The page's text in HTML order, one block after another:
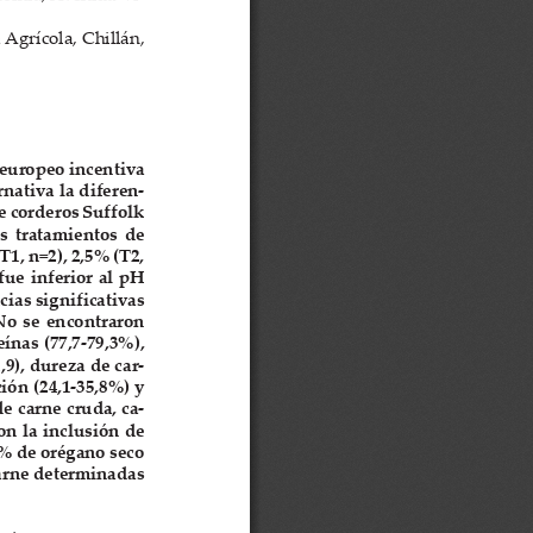
Agrícola, Chillán,
incentiva
la diferen-
corderos Suffolk
tratamientos  de
n=2), 2,5% (T2,
fue inferior al pH
significativas
se  encontraron
(77,7-79,3%),
dureza de car-
(24,1-35,8%) y
carne cruda, ca-
la inclusión de
de orégano seco
determinadas